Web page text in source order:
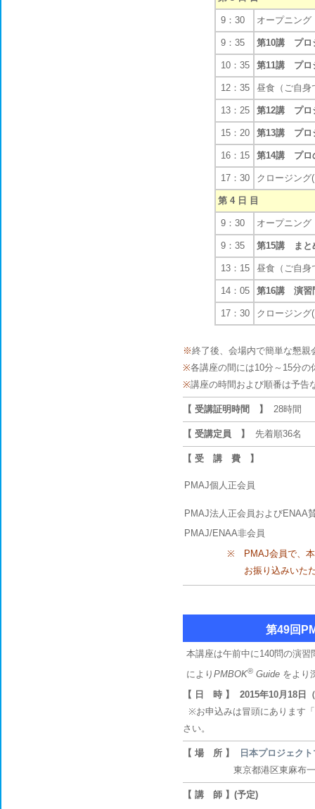
9：30 オープニング
9：35 第10講 プロ
10：35 第11講 プロ
12：35 昼食（ご自身
13：25 第12講 プロ
15：20 第13講 プロ
16：15 第14講 プロ
17：30 クロージング
第 4 日 目
9：30 オープニング
9：35 第15講 まと
13：15 昼食（ご自身
14：05 第16講 演習
17：30 クロージング
※終了後、会場内で簡単な懇
※各講座の間には10分～15分
※講座の時間および順番は予告
【 受講証明時間 】 28時間
【 受講定員 】 先着順36名
【 受 講 費 】
PMAJ個人正会員
PMAJ法人正会員およびENAA
PMAJ/ENAA非会員
※
PMAJ会員で、
お振り込みいた
第49回
本講座は午前中に140問の演
により PMBOK® Guide をより
【 日 時 】
2015年10月18日
※お申込みは冒頭にあります「
さい。
【 場 所 】
日本プロジェク
東京都港区東麻布一丁目
【 講 師 】(予定)